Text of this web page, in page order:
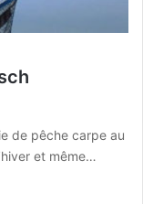
de pêche carpe au
et même…